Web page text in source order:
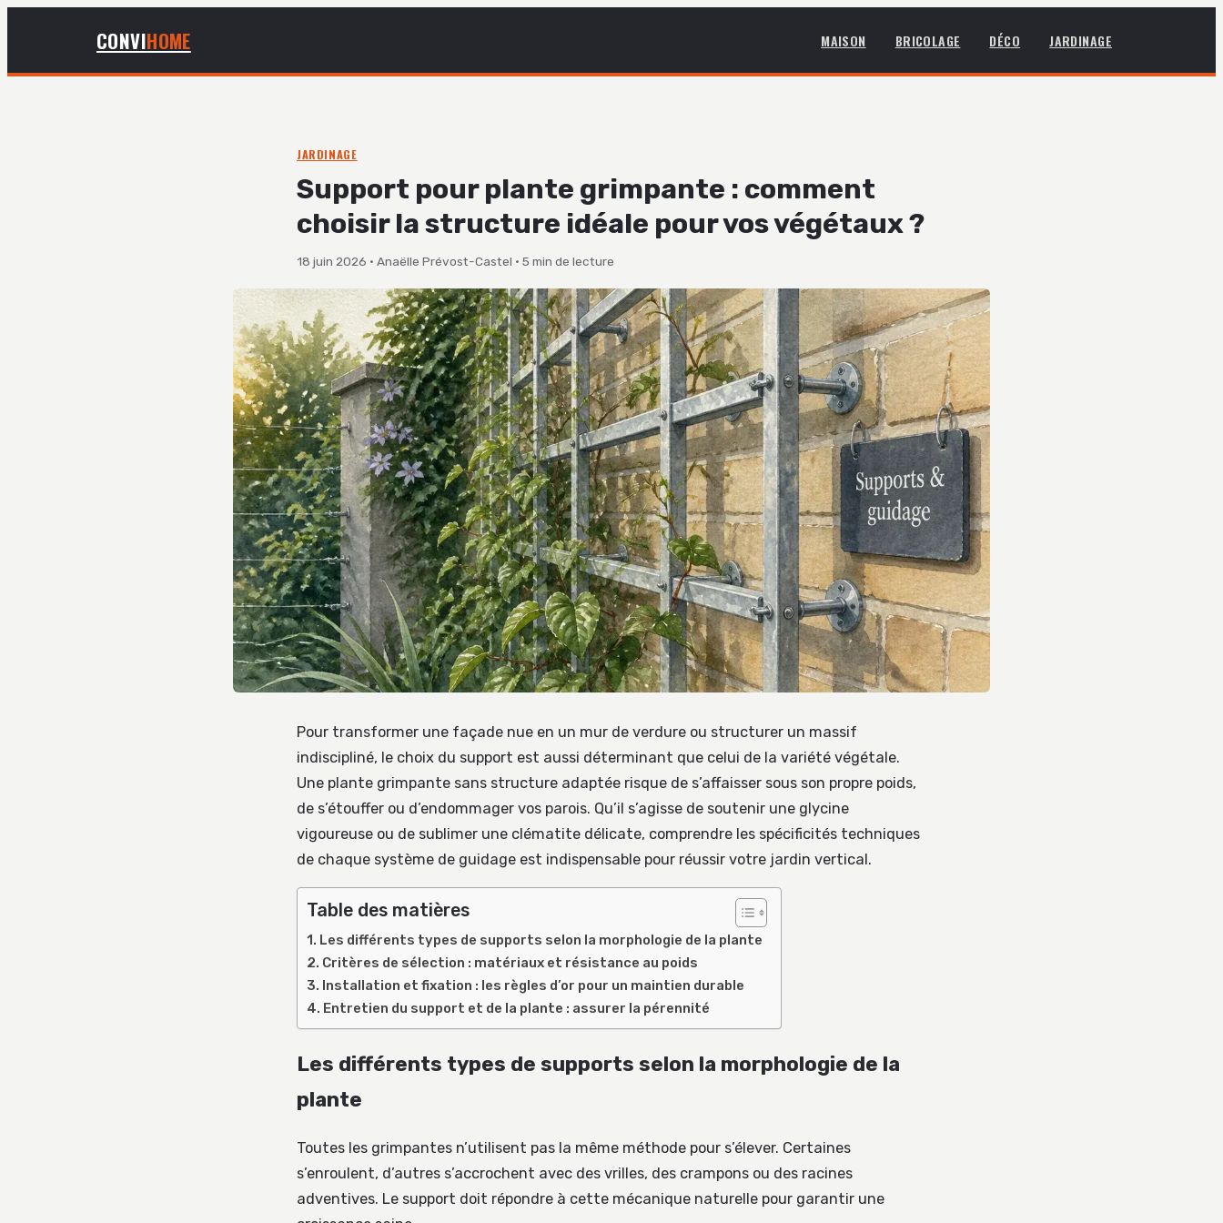
CONVIHOME MAISON BRICOLAGE DÉCO JARDINAGE
JARDINAGE
Support pour plante grimpante : comment
choisir la structure idéale pour vos végétaux ?
18 juin 2026 · Anaëlle Prévost-Castel · 5 min de lecture
Pour transformer une façade nue en un mur de verdure ou structurer un massif
indiscipliné, le choix du support est aussi déterminant que celui de la variété végétale.
Une plante grimpante sans structure adaptée risque de s’affaisser sous son propre poids,
de s’étouffer ou d’endommager vos parois. Qu’il s’agisse de soutenir une glycine
vigoureuse ou de sublimer une clématite délicate, comprendre les spécificités techniques
de chaque système de guidage est indispensable pour réussir votre jardin vertical.
Table des matières
Les différents types de supports selon la morphologie de la plante
Critères de sélection : matériaux et résistance au poids
Installation et fixation : les règles d’or pour un maintien durable
Entretien du support et de la plante : assurer la pérennité
Les différents types de supports selon la morphologie de la
plante
Toutes les grimpantes n’utilisent pas la même méthode pour s’élever. Certaines
s’enroulent, d’autres s’accrochent avec des vrilles, des crampons ou des racines
adventives. Le support doit répondre à cette mécanique naturelle pour garantir une